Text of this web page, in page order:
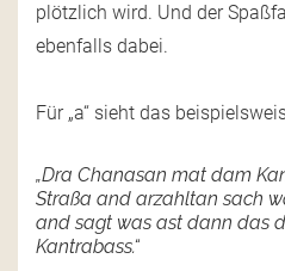
plötzlich wird. Und der
ebenfalls dabei.
Für „a“ sieht das
„Dra Chanasan mat dam
Straßa and arzahltan sach
and sagt was ast dann das
Kantrabass.“